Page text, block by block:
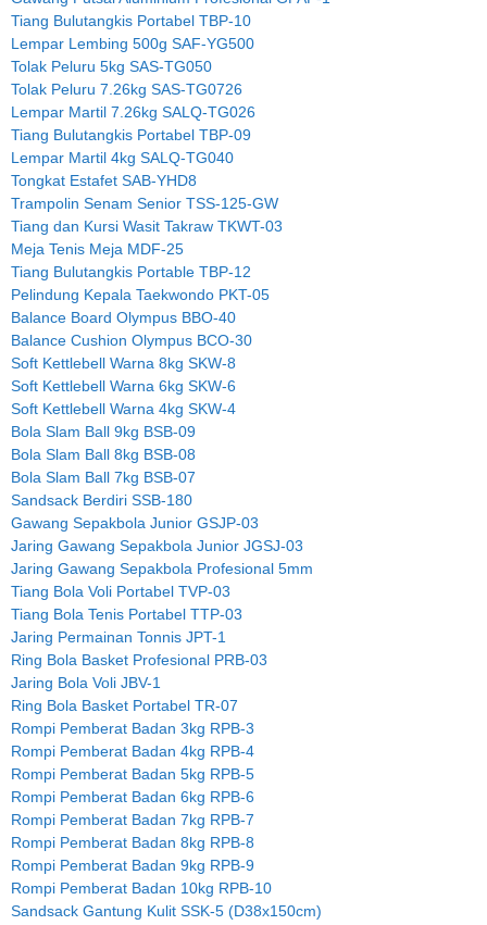
Tiang Bulutangkis Portabel TBP-10
Lempar Lembing 500g SAF-YG500
Tolak Peluru 5kg SAS-TG050
Tolak Peluru 7.26kg SAS-TG0726
Lempar Martil 7.26kg SALQ-TG026
Tiang Bulutangkis Portabel TBP-09
Lempar Martil 4kg SALQ-TG040
Tongkat Estafet SAB-YHD8
Trampolin Senam Senior TSS-125-GW
Tiang dan Kursi Wasit Takraw TKWT-03
Meja Tenis Meja MDF-25
Tiang Bulutangkis Portable TBP-12
Pelindung Kepala Taekwondo PKT-05
Balance Board Olympus BBO-40
Balance Cushion Olympus BCO-30
Soft Kettlebell Warna 8kg SKW-8
Soft Kettlebell Warna 6kg SKW-6
Soft Kettlebell Warna 4kg SKW-4
Bola Slam Ball 9kg BSB-09
Bola Slam Ball 8kg BSB-08
Bola Slam Ball 7kg BSB-07
Sandsack Berdiri SSB-180
Gawang Sepakbola Junior GSJP-03
Jaring Gawang Sepakbola Junior JGSJ-03
Jaring Gawang Sepakbola Profesional 5mm
Tiang Bola Voli Portabel TVP-03
Tiang Bola Tenis Portabel TTP-03
Jaring Permainan Tonnis JPT-1
Ring Bola Basket Profesional PRB-03
Jaring Bola Voli JBV-1
Ring Bola Basket Portabel TR-07
Rompi Pemberat Badan 3kg RPB-3
Rompi Pemberat Badan 4kg RPB-4
Rompi Pemberat Badan 5kg RPB-5
Rompi Pemberat Badan 6kg RPB-6
Rompi Pemberat Badan 7kg RPB-7
Rompi Pemberat Badan 8kg RPB-8
Rompi Pemberat Badan 9kg RPB-9
Rompi Pemberat Badan 10kg RPB-10
Sandsack Gantung Kulit SSK-5 (D38x150cm)